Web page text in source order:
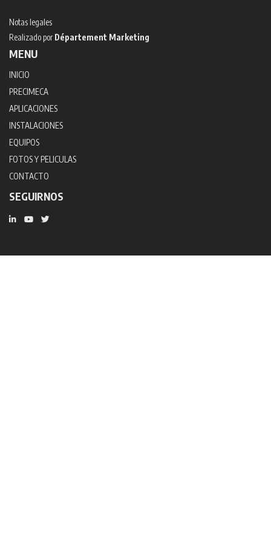
Notas legales
Realizado porDépartement Marketing
MENU
INICIO
PRECIMECA
APLICACIONES
INSTALACIONES
EQUIPOS
FOTOS Y PELICULAS
CONTACTO
SEGUIRNOS